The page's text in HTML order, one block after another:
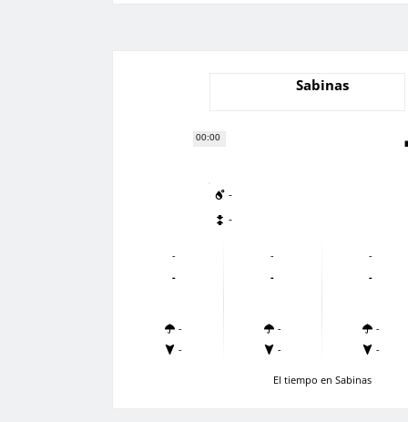
00:00
Sabinas
-
-
-
-
-
-
-
-
-
-
-
-
-
-
El tiempo en Sabinas